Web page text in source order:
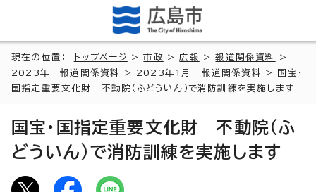
現在の位置： トップページ >市政 >広報 >報道関係資料
>
2023年 報道関係資料
> 2023年1月 報道関係資料
> 国宝・
国指定重要文化財 不動院（ふどういん）で消防訓練を実施します
国宝・国指定重要文化財 不動院（ふ
どういん）で消防訓練を実施します